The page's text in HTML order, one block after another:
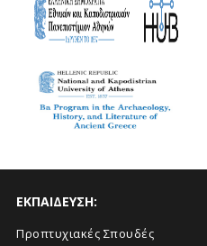
ΕΚΠΑΙΔΕΥΣΗ:
Προπτυχιακές Σπουδές